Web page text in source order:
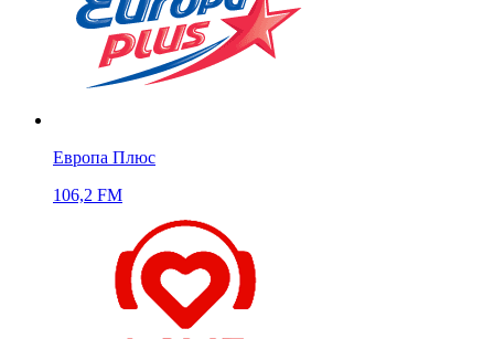
Европа Плюс
106,2 FM